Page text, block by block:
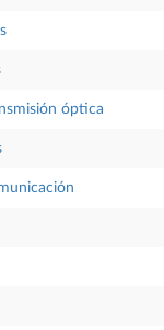
óptica